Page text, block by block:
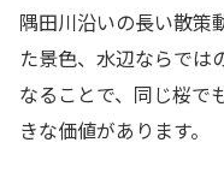
隅田川沿いの長い散策
た景色、水辺ならでは
なることで、同じ桜で
きな価値があります。